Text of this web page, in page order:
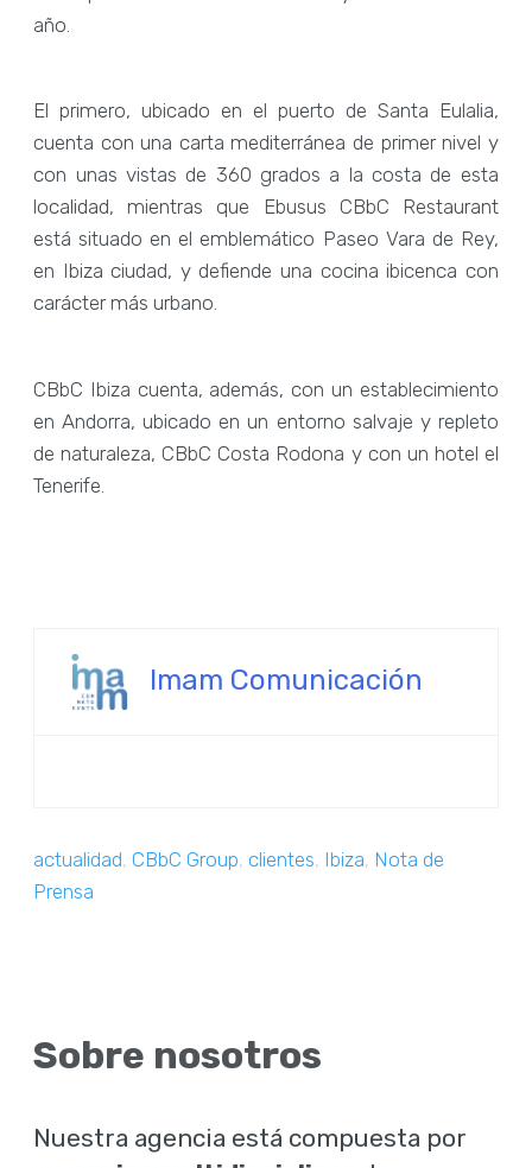
año.
El primero, ubicado en el puerto de Santa Eulalia,
cuenta con una carta mediterránea de primer nivel y
con unas vistas de 360 grados a la costa de esta
localidad, mientras que Ebusus CBbC Restaurant
está situado en el emblemático Paseo Vara de Rey,
en Ibiza ciudad, y defiende una cocina ibicenca con
carácter más urbano.
CBbC Ibiza cuenta, además, con un establecimiento
en Andorra, ubicado en un entorno salvaje y repleto
de naturaleza, CBbC Costa Rodona y con un hotel el
Tenerife.
Imam Comunicación
actualidad,CBbC Group,clientes, Ibiza, Nota de
Prensa
Sobre nosotros
Nuestra agencia está compuesta por